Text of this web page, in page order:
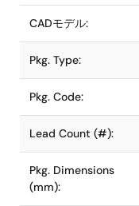
CADモデル:
Pkg. Type:
Pkg. Code:
Lead Count (#):
Pkg. Dimensions
(mm):